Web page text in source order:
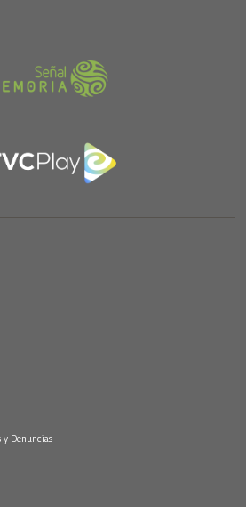
y Denuncias